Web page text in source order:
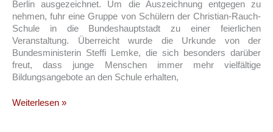
Berlin ausgezeichnet. Um die Auszeichnung entgegen zu
nehmen, fuhr eine Gruppe von Schülern der Christian-Rauch-
Schule in die Bundeshauptstadt zu einer feierlichen
Veranstaltung. Überreicht wurde die Urkunde von der
Bundesministerin Steffi Lemke, die sich besonders darüber
freut, dass junge Menschen immer mehr vielfältige
Bildungsangebote an den Schule erhalten,
Schüler
Weiterlesen »